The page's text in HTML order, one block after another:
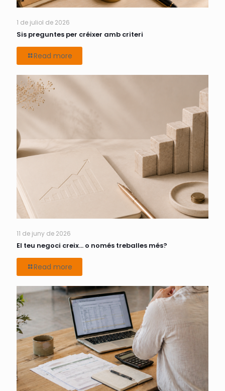
1 de juliol de 2026
Sis preguntes per créixer amb criteri
Read more
11 de juny de 2026
El teu negoci creix… o només treballes més?
Read more